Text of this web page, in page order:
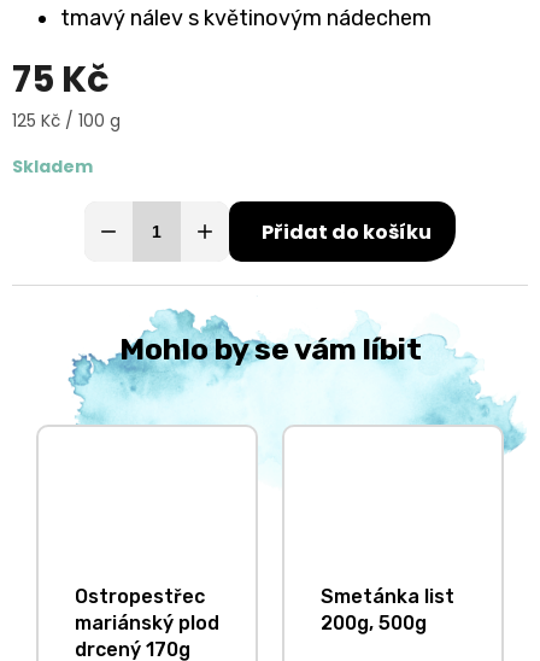
tmavý nálev s květinovým nádechem
75 Kč
Měrná
125 Kč / 100 g
Skladem
Přidat do košíku
Mohlo by se vám líbit
Ostropestřec
mariánský plod
drcený 170g
Smetánka list
200g, 500g